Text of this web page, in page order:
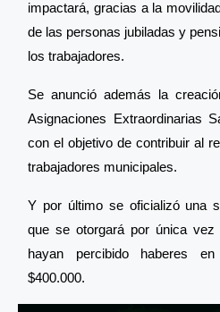
impactará, gracias a la
de las personas jubiladas y
los trabajadores.
Se anunció además la
Asignaciones Extraordinarias
con el objetivo de contribuir al
trabajadores municipales.
Y por último se oficializó una
que se otorgará por única vez
hayan percibido haberes
$400.000.